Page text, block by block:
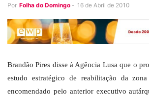
Por Folha do Domingo - 16 de Abril de 2010
Brandão Pires disse à Agência Lusa que o
estudo estratégico de reabilitação da
encomendado pelo anterior executivo